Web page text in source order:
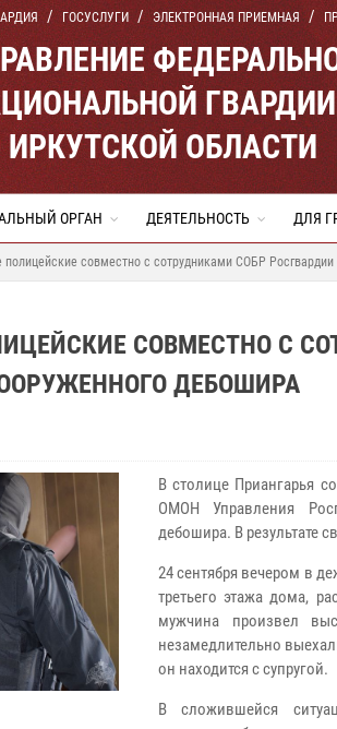
ГОСУСЛУГИ ЭЛЕКТРОННАЯ ПРИЕМНАЯ
ИРКУТСКОЙ ОБЛАСТИ
ОРГАН ДЕЯТЕЛЬНОСТЬ ДЛЯ
полицейские совместно с сотрудниками СОБР
СОВМЕСТНО С
ДЕБОШИРА
В столице Приангарья
ОМОН Управления
дебошира. В результате
24 сентября вечером в
третьего этажа дома,
мужчина произвел
незамедлительно
он находится с супругой.
В сложившейся